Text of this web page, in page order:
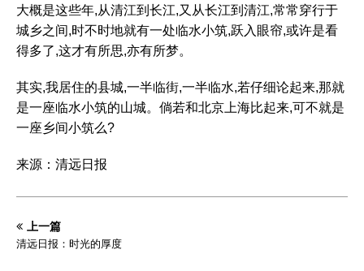
大概是这些年,从清江到长江,又从长江到清江,常常穿行于
城乡之间,时不时地就有一处临水小筑,跃入眼帘,或许是看
得多了,这才有所思,亦有所梦。
其实,我居住的县城,一半临街,一半临水,若仔细论起来,那就
是一座临水小筑的山城。倘若和北京上海比起来,可不就是
一座乡间小筑么?
来源：清远日报
上一篇
清远日报：时光的厚度